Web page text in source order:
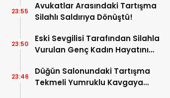
Avukatlar Arasındaki Tartışma
Silahlı Saldırıya Dönüştü!
23:55
Eski Sevgilisi Tarafından Silahla
Vurulan Genç Kadın Hayatını
23:50
Düğün Salonundaki Tartışma
Tekmeli Yumruklu Kavgaya
23:46